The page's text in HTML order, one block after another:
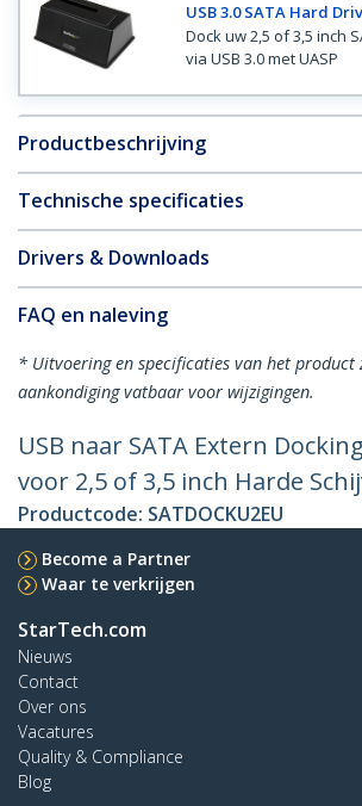
USB 3.0 SATA Hard
Dock uw 2,5 of 3,5 inch
via USB 3.0 met UASP
Productbeschrijving
Technische specificaties
Drivers & Downloads
FAQ en naleving
* Uitvoering en specificaties van het product
aankondiging vatbaar voor wijzigingen.
USB naar SATA Extern
voor 2,5 of 3,5 inch Harde
Productcode: SATDOCKU2EU
Become a Partner
Waar te verkrijgen
StarTech.com
Nieuws
Contact
Over ons
Vacatures
Quality & Compliance
Blog